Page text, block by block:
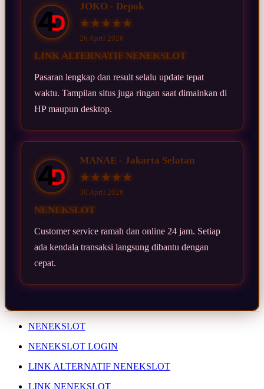
JOKO - Depok
★★★★★
26 April 2026
LINK ALTERNATIF NENEKSLOT
Pasaran lengkap dan result selalu update tepat
waktu. Tampilan situs juga ringan saat dimainkan di
HP maupun desktop.
MANAE - Jakarta Selatan
★★★★★
30 April 2026
NENEKSLOT
Customer service ramah dan online 24 jam. Setiap
ada kendala transaksi langsung dibantu dengan
cepat.
NENEKSLOT
NENEKSLOT LOGIN
LINK ALTERNATIF NENEKSLOT
LINK NENEKSLOT